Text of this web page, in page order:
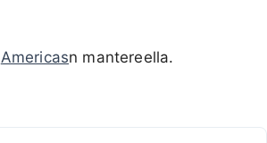
Americasn mantereella.
1000 km / 621.4 mi